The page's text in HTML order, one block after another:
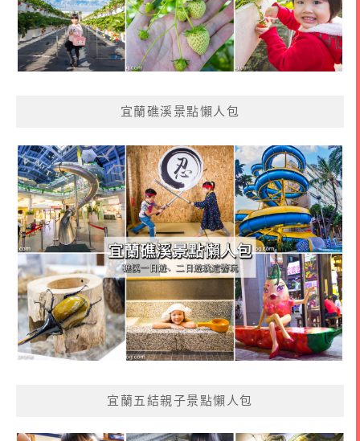
宜蘭礁溪景點懶人包
宜蘭五結親子景點懶人包